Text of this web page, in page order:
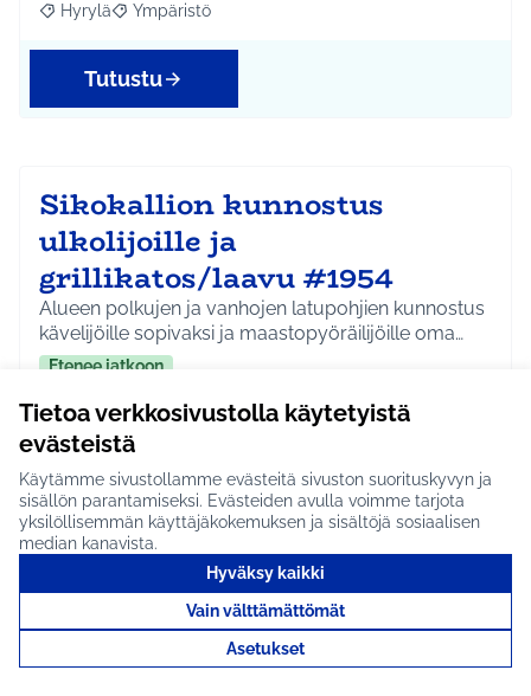
Tietoa verkkosivustolla käytetyistä
evästeistä
Käytämme sivustollamme evästeitä sivuston suorituskyvyn ja
sisällön parantamiseksi. Evästeiden avulla voimme tarjota
yksilöllisemmän käyttäjäkokemuksen ja sisältöjä sosiaalisen
median kanavista.
Hyväksy kaikki
Vain välttämättömät
Asetukset
Rajaa tulokset aihepiirin mukaan: Hyrylä
Hyrylä Rajaa tulokset teeman mukaan: Ympäristö
Ympäristö
Tutustu
Sikokallion kunnostus
ulkolijoille ja
grillikatos/laavu #1954
Alueen polkujen ja vanhojen latupohjien kunnostus
kävelijöille sopivaksi ja maastopyöräilijöille oma…
Etenee jatkoon
Rajaa tulokset aihepiirin mukaan: Hyrylä
Rajaa tulokset teeman mukaan: Liikunta ja
Liikunta ja harrastukset
Tutustu
Kukkapelto Hyrylään #1953
Kukkapelto lähellä Hyrylää ilahduttaisi paikallisia.
Idea on saatu K-Supermarket Hyrrällä 16.10.2…